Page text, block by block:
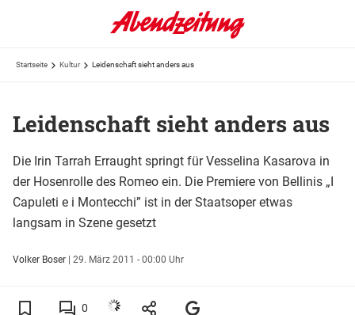
Startseite Kultur Leidenschaft sieht anders aus
Leidenschaft sieht anders aus
Die Irin Tarrah Erraught springt für Vesselina Kasarova in
der Hosenrolle des Romeo ein. Die Premiere von Bellinis „I
Capuleti e i Montecchi” ist in der Staatsoper etwas
langsam in Szene gesetzt
Volker Boser | 29. März 2011 - 00:00 Uhr
0